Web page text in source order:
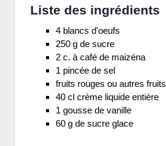
Liste des ingrédients
4 blancs d'oeufs
250 g de sucre
2 c. à café de maizéna
1 pincée de sel
fruits rouges ou autres fruits
40 cl crème liquide entière
1 gousse de vanille
60 g de sucre glace